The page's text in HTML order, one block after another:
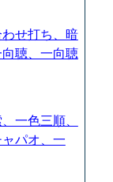
せ打ち、暗
聴、一向聴
一色三順、
パオ、一